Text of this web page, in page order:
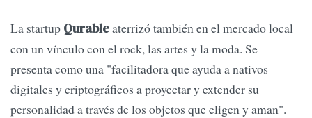
La startup Qurableaterrizó también en el mercado local
con un vínculo con el rock, las artes y la moda. Se
presenta como una "facilitadora que ayuda a nativos
digitales y criptográficos a proyectar y extender su
personalidad a través de los objetos que eligen y aman".